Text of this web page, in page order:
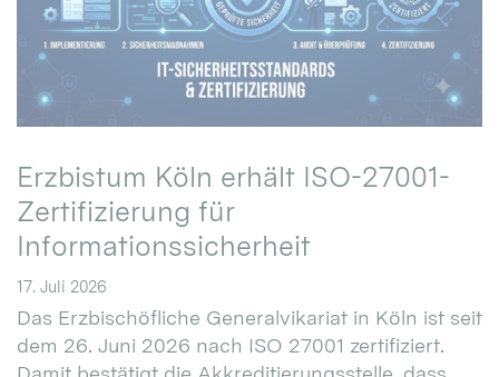
Erzbistum Köln erhält ISO-27001-
Zertifizierung für
Informationssicherheit
17. Juli 2026
Das Erzbischöfliche Generalvikariat in Köln ist seit
dem 26. Juni 2026 nach ISO 27001 zertifiziert.